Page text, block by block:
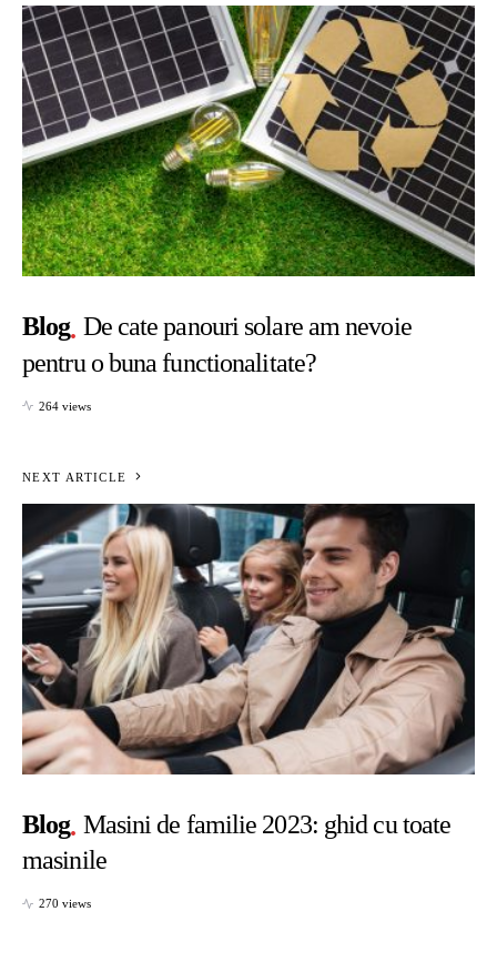
Blog De cate panouri solare am nevoie
pentru o buna functionalitate?
264 views
NEXT ARTICLE
Blog Masini de familie 2023: ghid cu toate
masinile
270 views